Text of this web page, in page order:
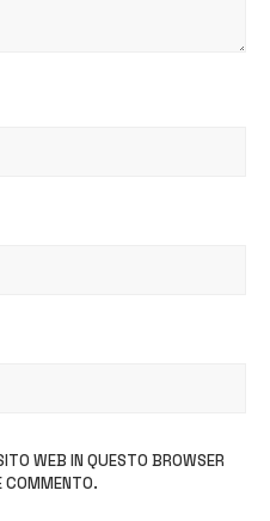
WEB IN QUESTO BROWSER
COMMENTO.